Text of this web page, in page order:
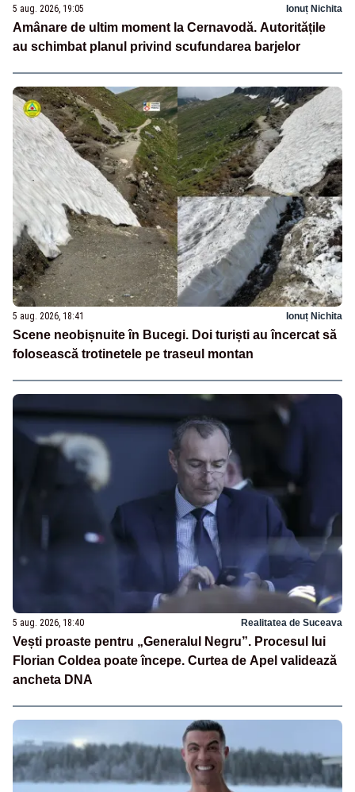
5 aug. 2026, 19:05 Ionuț Nichita
Amânare de ultim moment la Cernavodă. Autoritățile
au schimbat planul privind scufundarea barjelor
5 aug. 2026, 18:41 Ionuț Nichita
Scene neobișnuite în Bucegi. Doi turiști au încercat să
folosească trotinetele pe traseul montan
5 aug. 2026, 18:40 Realitatea de Suceava
Vești proaste pentru „Generalul Negru”. Procesul lui
Florian Coldea poate începe. Curtea de Apel validează
ancheta DNA